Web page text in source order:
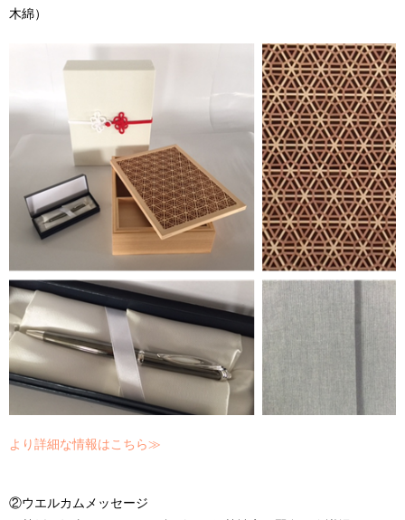
木綿）
より詳細な情報はこちら≫
②ウエルカムメッセージ